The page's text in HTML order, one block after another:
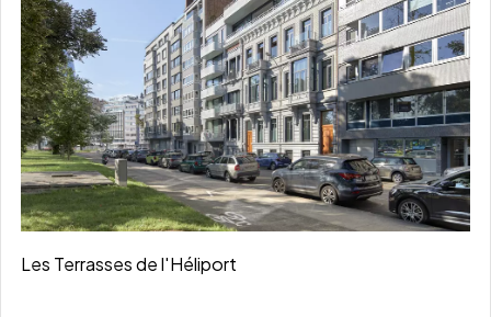
Les Terrasses de l'Héliport